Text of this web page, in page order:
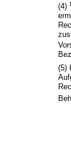
(4)1
(5)